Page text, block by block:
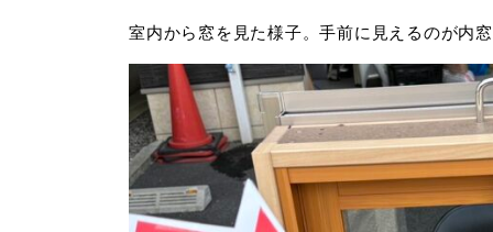
室内から窓を見た様子。手前に見えるのが内